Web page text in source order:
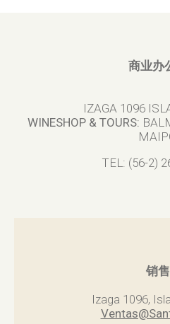
商业办
IZAGA 1096
WINESHOP & TOURS:
TEL: (56-2)
销售
Izaga 1096,